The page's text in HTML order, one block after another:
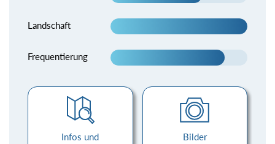
Landschaft
Frequentierung
Infos und
Bilder